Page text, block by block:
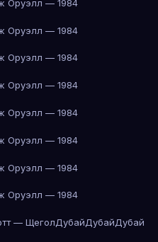
Оруэлл — 1984
Оруэлл — 1984
Оруэлл — 1984
Оруэлл — 1984
Оруэлл — 1984
Оруэлл — 1984
Оруэлл — 1984
Оруэлл — 1984
— ЩеголДубайДубайДубай